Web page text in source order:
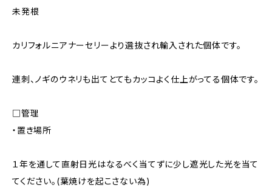
未発根
カリフォルニアナーセリーより選抜され輸入された個体です。
連刺、ノギのウネリも出てとてもカッコよく仕上がってる個体です。
□管理
・置き場所
１年を通して直射日光はなるべく当てずに少し遮光した光を当て
てください。(葉焼けを起こさない為)